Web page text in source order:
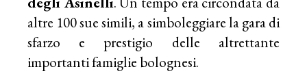
altre 100 sue simili, a simboleggiare la gara di
sfarzo e prestigio delle altrettante
importanti famiglie bolognesi.